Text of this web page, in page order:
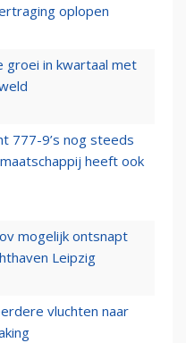
oplopen
groei in kwartaal met
777-9’s nog steeds
heeft ook
mogelijk ontsnapt
Leipzig
vluchten naar